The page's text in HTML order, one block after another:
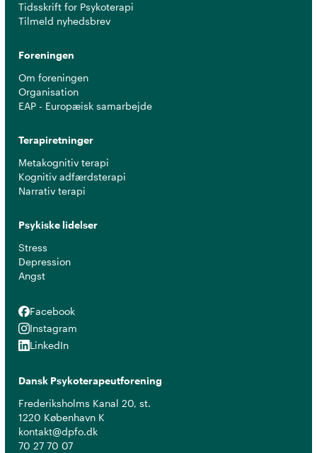
Tidsskrift for Psykoterapi
Tilmeld nyhedsbrev
Foreningen
Om foreningen
Organisation
EAP - Europæisk samarbejde
Terapiretninger
Metakognitiv terapi
Kognitiv adfærdsterapi
Narrativ terapi
Psykiske lidelser
Stress
Depression
Angst
Facebook
Facebook
Instagram
Instagram
LinkedIn
LinkedIn
Dansk Psykoterapeutforening
Frederiksholms Kanal 20, st.
1220 København K
kontakt@dpfo.dk
70 27 70 07